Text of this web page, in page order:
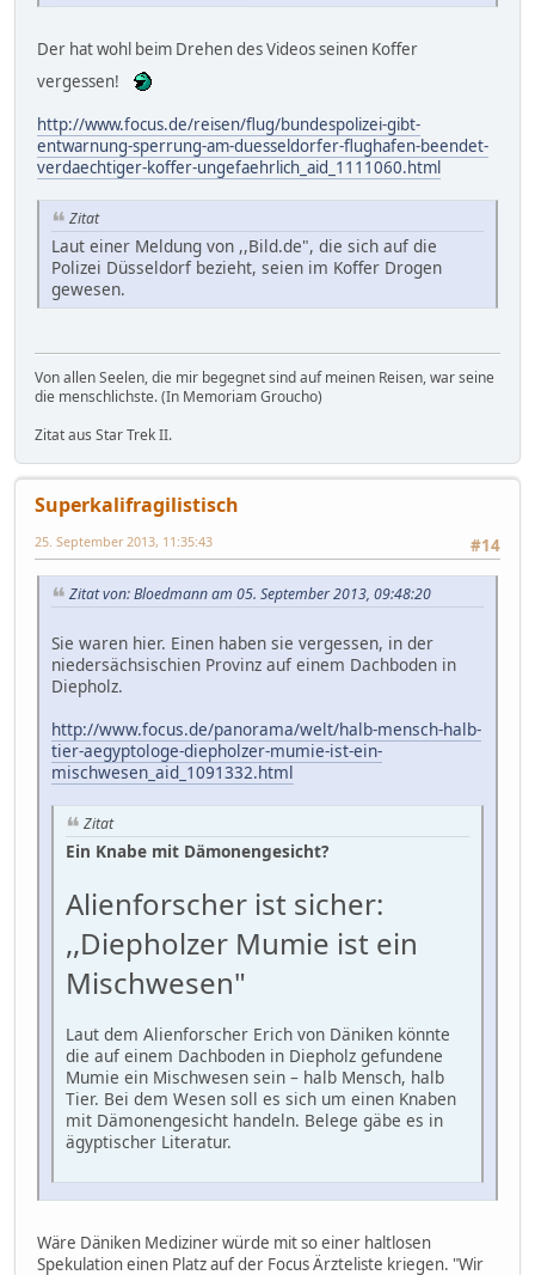
Der hat wohl beim Drehen des Videos seinen Koffer
vergessen!
http://www.focus.de/reisen/flug/bundespolizei-gibt-
entwarnung-sperrung-am-duesseldorfer-flughafen-beendet-
verdaechtiger-koffer-ungefaehrlich_aid_1111060.html
Zitat
Laut einer Meldung von ,,Bild.de", die sich auf die
Polizei Düsseldorf bezieht, seien im Koffer Drogen
gewesen.
Von allen Seelen, die mir begegnet sind auf meinen Reisen, war seine
die menschlichste. (In Memoriam Groucho)
Zitat aus Star Trek II.
Superkalifragilistisch
#14
25. September 2013, 11:35:43
Zitat von: Bloedmann am 05. September 2013, 09:48:20
Sie waren hier. Einen haben sie vergessen, in der
niedersächsischien Provinz auf einem Dachboden in
Diepholz.
http://www.focus.de/panorama/welt/halb-mensch-halb-
tier-aegyptologe-diepholzer-mumie-ist-ein-
mischwesen_aid_1091332.html
Zitat
Ein Knabe mit Dämonengesicht?
Alienforscher ist sicher:
,,Diepholzer Mumie ist ein
Mischwesen"
Laut dem Alienforscher Erich von Däniken könnte
die auf einem Dachboden in Diepholz gefundene
Mumie ein Mischwesen sein – halb Mensch, halb
Tier. Bei dem Wesen soll es sich um einen Knaben
mit Dämonengesicht handeln. Belege gäbe es in
ägyptischer Literatur.
Wäre Däniken Mediziner würde mit so einer haltlosen
Spekulation einen Platz auf der Focus Ärzteliste kriegen. "Wir